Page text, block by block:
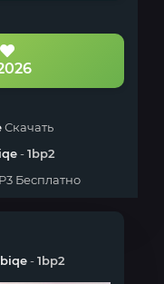
Скачать
-1bp2
Бесплатно
-1bp2